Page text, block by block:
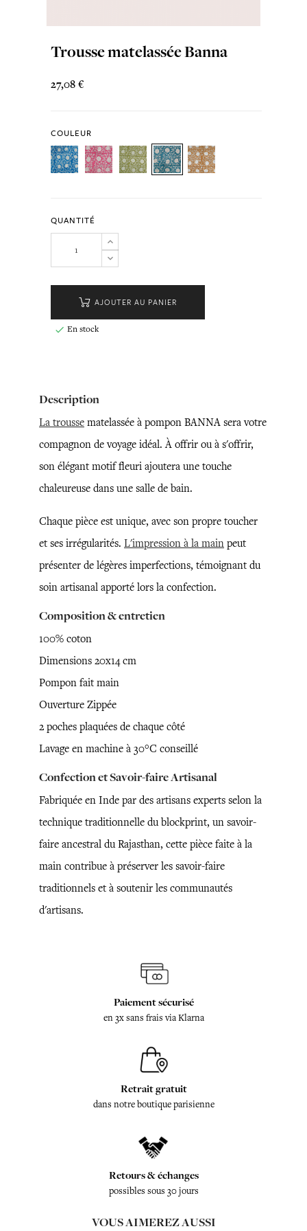
Trousse matelassée Banna
27,08 €
COULEUR
QUANTITÉ
AJOUTER AU PANIER
 En stock
Description
La trousse matelassée à pompon BANNA sera votre
compagnon de voyage idéal. À offrir ou à s'offrir,
son élégant motif fleuri ajoutera une touche
chaleureuse dans une salle de bain.
Chaque pièce est unique, avec son propre toucher
et ses irrégularités. L'impression à la main peut
présenter de légères imperfections, témoignant du
soin artisanal apporté lors la confection.
Composition & entretien
100% coton
Dimensions 20x14 cm
Pompon fait main
Ouverture Zippée
2 poches plaquées de chaque côté
Lavage en machine à 30°C conseillé
Confection et Savoir-faire Artisanal
Fabriquée en Inde par des artisans experts selon la
technique traditionnelle du blockprint, un savoir-
faire ancestral du Rajasthan, cette pièce faite à la
main contribue à préserver les savoir-faire
traditionnels et à soutenir les communautés
d'artisans.
Paiement sécurisé
en 3x sans frais via Klarna
Retrait gratuit
dans notre boutique parisienne
Retours & échanges
possibles sous 30 jours
VOUS AIMEREZ AUSSI